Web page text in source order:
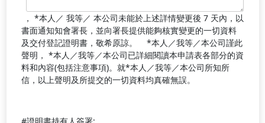
， *本人／ 我等／ 本公司未能於上述詳情變更後 7 天內，以
書面通知知會署長，並向署長提供能夠核實變更的一切資料
及交付登記證明書，敬希原諒。 *本人／我等／本公司謹此
聲明， *本人／我等／本公司已詳細閱讀本申請表各部分的資
料和內容(包括注意事項)。就*本人／我等／本公司所知所
信，以上聲明及所提交的一切資料均真確無誤。